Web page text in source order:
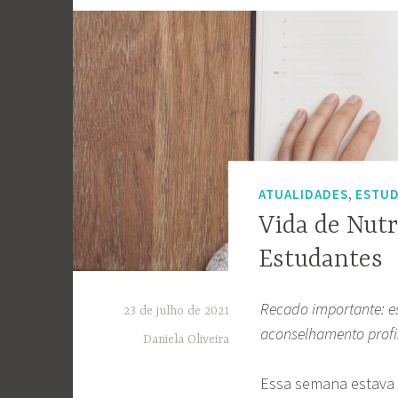
ATUALIDADES,
Vida de
Estudantes
23 de julho de 2021
Daniela Oliveira
Recado importante:
aconselhamento
Essa semana